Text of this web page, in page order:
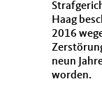
Haag
2016
neun
worden.